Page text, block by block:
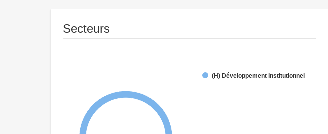
Secteurs
(H) Développement institutionnel